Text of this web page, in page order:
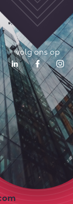
volg ons op